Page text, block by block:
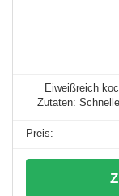
Eiweißreich
Zutaten: